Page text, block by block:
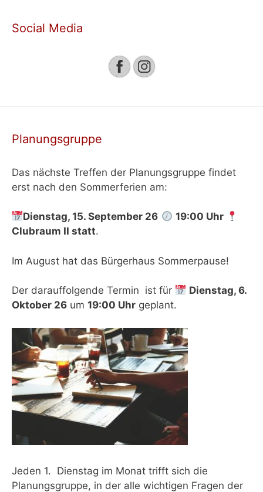
Social Media
Planungsgruppe
Das nächste Treffen der Planungsgruppe findet
erst nach den Sommerferien am:
Dienstag, 15. September 26
19:00 Uhr
Clubraum II statt.
Im August hat das Bürgerhaus Sommerpause!
Der darauffolgende Termin ist für
Dienstag, 6.
Oktober 26 um 19:00 Uhr geplant.
Jeden 1. Dienstag im Monat trifft sich die
Planungsgruppe, in der alle wichtigen Fragen der